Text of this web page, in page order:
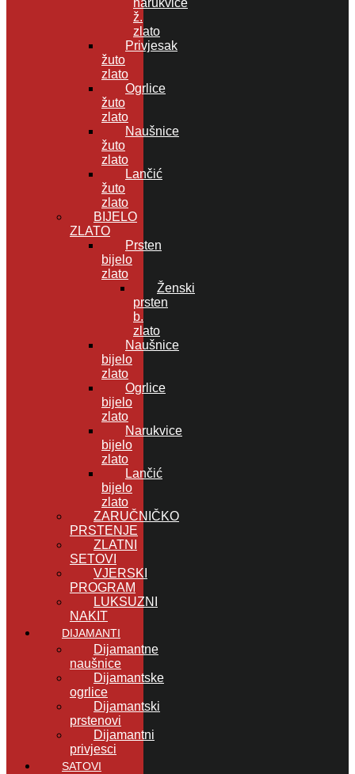
ž.
zlato
Privjesak
žuto
zlato
Ogrlice
žuto
zlato
Naušnice
žuto
zlato
Lančić
žuto
zlato
BIJELO
ZLATO
Prsten
bijelo
zlato
Ženski
prsten
b.
zlato
Naušnice
bijelo
zlato
Ogrlice
bijelo
zlato
Narukvice
bijelo
zlato
Lančić
bijelo
zlato
ZARUČNIČKO
PRSTENJE
ZLATNI
SETOVI
VJERSKI
PROGRAM
LUKSUZNI
NAKIT
DIJAMANTI
Dijamantne
naušnice
Dijamantske
ogrlice
Dijamantski
prstenovi
Dijamantni
privjesci
SATOVI